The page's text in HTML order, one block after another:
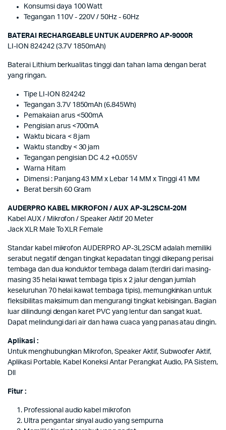
Konsumsi daya 100 Watt
Tegangan 110V - 220V / 50Hz - 60Hz
BATERAI RECHARGEABLE UNTUK AUDERPRO AP-9000R
LI-ION 824242 (3.7V 1850mAh)
Baterai Lithium berkualitas tinggi dan tahan lama dengan berat
yang ringan.
Tipe LI-ION 824242
Tegangan 3.7V 1850mAh (6.845Wh)
Pemakaian arus <500mA
Pengisian arus <700mA
Waktu bicara < 8 jam
Waktu standby < 30 jam
Tegangan pengisian DC 4.2 +0.055V
Warna Hitam
Dimensi : Panjang 43 MM x Lebar 14 MM x Tinggi 41 MM
Berat bersih 60 Gram
AUDERPRO KABEL MIKROFON / AUX AP-3L2SCM-20M
Kabel AUX / Mikrofon / Speaker Aktif 20 Meter
Jack XLR Male To XLR Female
Standar kabel mikrofon AUDERPRO AP-3L2SCM adalah memiliki
serabut negatif dengan tingkat kepadatan tinggi dikepang perisai
tembaga dan dua konduktor tembaga dalam (terdiri dari masing-
masing 35 helai kawat tembaga tipis x 2 jalur dengan jumlah
keseluruhan 70 helai kawat tembaga tipis), memungkinkan untuk
fleksibilitas maksimum dan mengurangi tingkat kebisingan. Bagian
luar dilindungi dengan karet PVC yang lentur dan sangat kuat.
Dapat melindungi dari air dan hawa cuaca yang panas atau dingin.
Aplikasi :
Untuk menghubungkan Mikrofon, Speaker Aktif, Subwoofer Aktif,
Aplikasi Portable, Kabel Koneksi Antar Perangkat Audio, PA Sistem,
Dll
Fitur :
Professional audio kabel mikrofon
Ultra pengantar sinyal audio yang sempurna